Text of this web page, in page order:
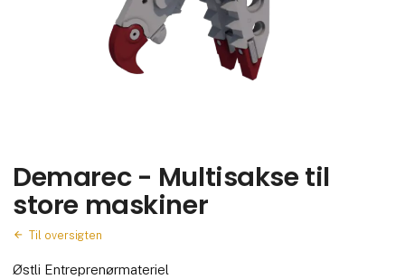
Demarec - Multisakse til
store maskiner
Til oversigten
Østli Entreprenørmateriel